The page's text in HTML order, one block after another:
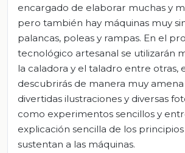
encargado de elaborar muchas y
pero también hay máquinas muy
palancas, poleas y rampas. En el
tecnológico artesanal se utilizarán
la caladora y el taladro entre otras,
descubrirás de manera muy amena
divertidas ilustraciones y diversas
como experimentos sencillos y
explicación sencilla de los
sustentan a las máquinas.